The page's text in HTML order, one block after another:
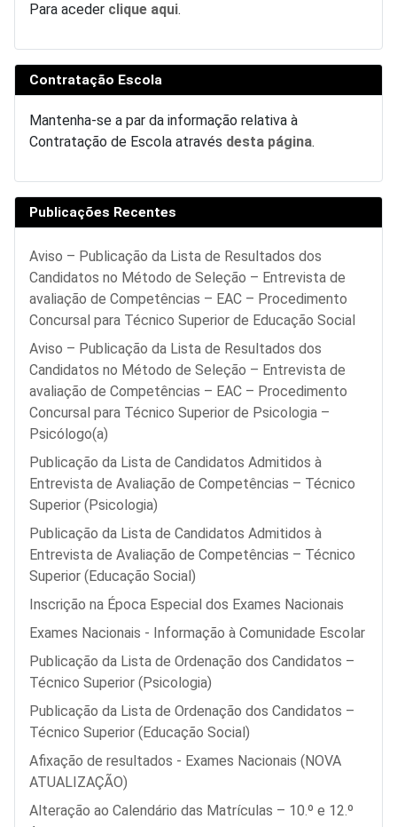
Para aceder clique aqui.
Contratação Escola
Mantenha-se a par da informação relativa à
Contratação de Escola através desta página.
Publicações Recentes
Aviso – Publicação da Lista de Resultados dos
Candidatos no Método de Seleção – Entrevista de
avaliação de Competências – EAC – Procedimento
Concursal para Técnico Superior de Educação Social
Aviso – Publicação da Lista de Resultados dos
Candidatos no Método de Seleção – Entrevista de
avaliação de Competências – EAC – Procedimento
Concursal para Técnico Superior de Psicologia –
Psicólogo(a)
Publicação da Lista de Candidatos Admitidos à
Entrevista de Avaliação de Competências – Técnico
Superior (Psicologia)
Publicação da Lista de Candidatos Admitidos à
Entrevista de Avaliação de Competências – Técnico
Superior (Educação Social)
Inscrição na Época Especial dos Exames Nacionais
Exames Nacionais - Informação à Comunidade Escolar
Publicação da Lista de Ordenação dos Candidatos –
Técnico Superior (Psicologia)
Publicação da Lista de Ordenação dos Candidatos –
Técnico Superior (Educação Social)
Afixação de resultados - Exames Nacionais (NOVA
ATUALIZAÇÃO)
Alteração ao Calendário das Matrículas – 10.º e 12.º